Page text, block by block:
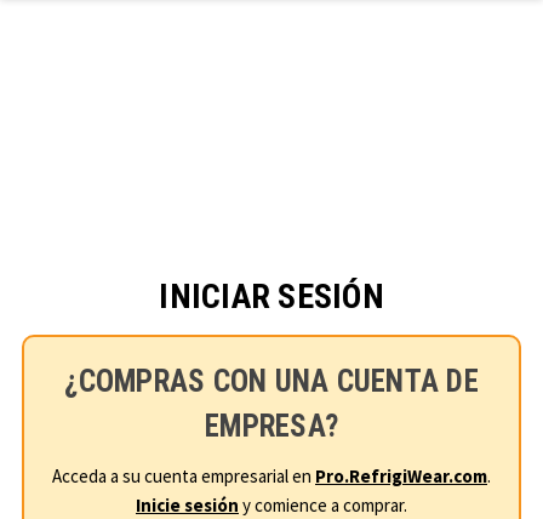
INICIAR SESIÓN
¿COMPRAS CON UNA CUENTA DE
EMPRESA?
Acceda a su cuenta empresarial en Pro.RefrigiWear.com.
Inicie sesión y comience a comprar.